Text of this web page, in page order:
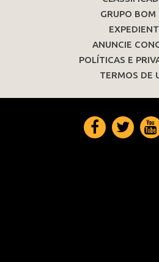
GRUPO BOM
ANUNCIE
POLÍTICAS E
TERMOS DE